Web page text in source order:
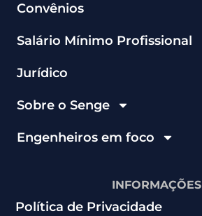
Convênios
Salário Mínimo Profissional
Jurídico
Sobre o Senge
Engenheiros em foco
INFORMAÇÕES
Política de Privacidade